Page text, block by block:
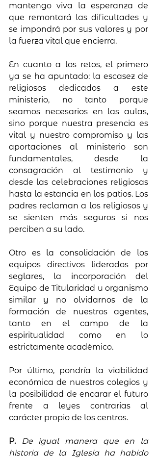
mantengo viva la esperanza de
que remontará las dificultades y
se impondrá por sus valores y por
la fuerza vital que encierra.
En cuanto a los retos, el primero
ya se ha apuntado: la escasez de
religiosos dedicados a este
ministerio, no tanto porque
seamos necesarios en las aulas,
sino porque nuestra presencia es
vital y nuestro compromiso y las
aportaciones al ministerio son
fundamentales, desde la
consagración al testimonio y
desde las celebraciones religiosas
hasta la estancia en los patios. Los
padres reclaman a los religiosos y
se sienten más seguros si nos
perciben a su lado.
Otro es la consolidación de los
equipos directivos liderados por
seglares, la incorporación del
Equipo de Titularidad u organismo
similar y no olvidarnos de la
formación de nuestros agentes,
tanto en el campo de la
espiritualidad como en lo
estrictamente académico.
Por último, pondría la viabilidad
económica de nuestros colegios y
la posibilidad de encarar el futuro
frente a leyes contrarias al
carácter propio de los centros.
P.
De igual manera que en la
historia de la Iglesia ha habido